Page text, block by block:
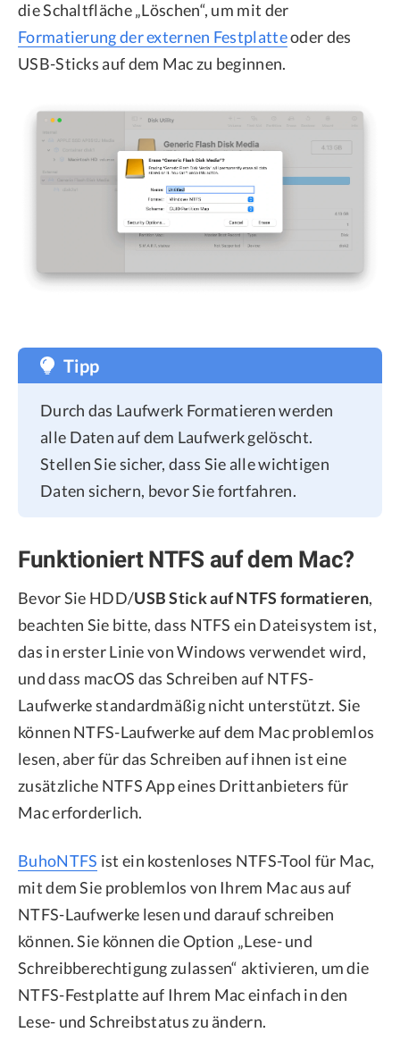
die Schaltfläche „Löschen“, um mit der
Formatierung der externen Festplatteoder des
USB-Sticks auf dem Mac zu beginnen.
Tipp
Durch das Laufwerk Formatieren werden
alle Daten auf dem Laufwerk gelöscht.
Stellen Sie sicher, dass Sie alle wichtigen
Daten sichern, bevor Sie fortfahren.
Funktioniert NTFS auf dem Mac?
Bevor Sie HDD/USB Stick auf NTFS formatieren,
beachten Sie bitte, dass NTFS ein Dateisystem ist,
das in erster Linie von Windows verwendet wird,
und dass macOS das Schreiben auf NTFS-
Laufwerke standardmäßig nicht unterstützt. Sie
können NTFS-Laufwerke auf dem Mac problemlos
lesen, aber für das Schreiben auf ihnen ist eine
zusätzliche NTFS App eines Drittanbieters für
Mac erforderlich.
BuhoNTFS ist ein kostenloses NTFS-Tool für Mac,
mit dem Sie problemlos von Ihrem Mac aus auf
NTFS-Laufwerke lesen und darauf schreiben
können. Sie können die Option „Lese- und
Schreibberechtigung zulassen“ aktivieren, um die
NTFS-Festplatte auf Ihrem Mac einfach in den
Lese- und Schreibstatus zu ändern.